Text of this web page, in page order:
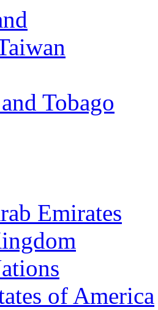
Tobago
Emirates
of America